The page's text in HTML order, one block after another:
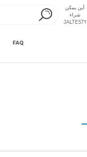
أين يمكن
شراء
JALTEST؟
FAQ